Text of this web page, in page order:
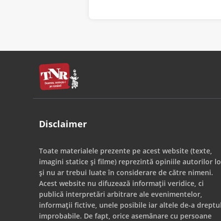
Disclaimer
Toate materialele prezente pe acest website (texte,
imagini statice și filme) reprezintă opiniile autorilor
și nu ar trebui luate în considerare de către nimeni.
Acest website nu difuzează informații veridice, ci
publică interpretări arbitrare ale evenimentelor,
informații fictive, unele posibile iar altele de-a
improbabile. De fapt, orice asemănare cu persoane